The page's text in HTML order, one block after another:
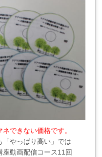
できない価格です。
「やっぱり高い」では
動画配信コース11回